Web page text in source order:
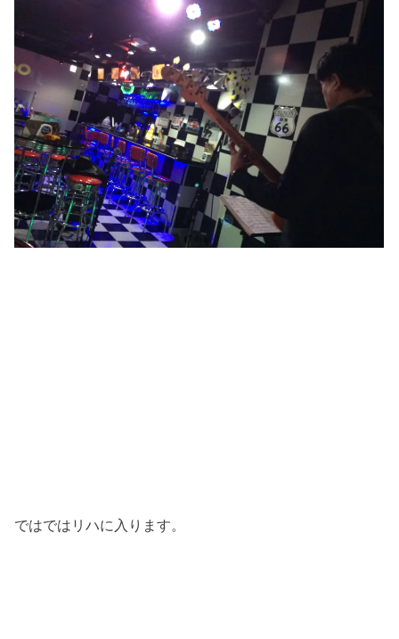
ではではリハに入ります。